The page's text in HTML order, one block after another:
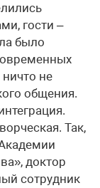
гости –
было
не
общения.
Так,
доктор
сотрудник